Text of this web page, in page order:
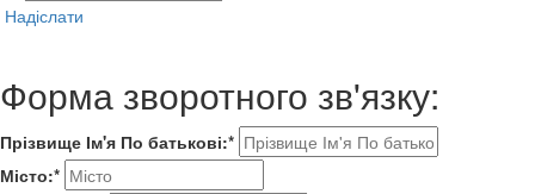
Надіслати
Форма зворотного зв'язку:
Прізвище Ім'я По батькові:*
Місто:*